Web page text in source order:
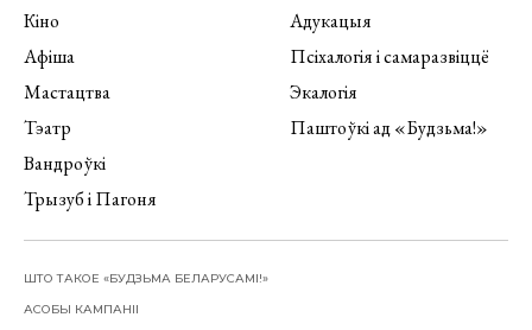
Кіно
Афіша
Мастацтва
Тэатр
Вандроўкі
Трызуб і Пагоня
Адукацыя
Псіхалогія і самаразвіццё
Экалогія
Паштоўкі ад «Будзьма!»
ШТО ТАКОЕ «БУДЗЬМА БЕЛАРУСАМІ!»
АСОБЫ КАМПАНІІ